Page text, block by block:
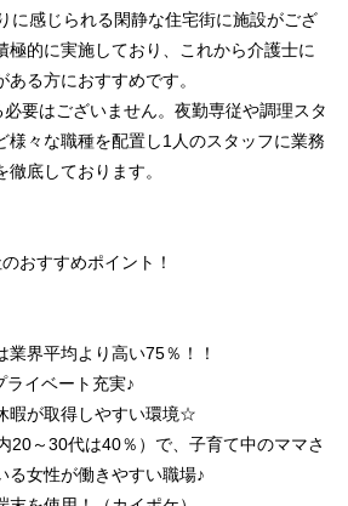
に感じられる閑静な住宅街に施設がござ
極的に実施しており、これから介護士に
る方におすすめです。
要はございません。夜勤専従や調理スタ
様々な職種を配置し1人のスタッフに業務
底しております。
おすすめポイント！
業界平均より高い75％！！
ライベート充実♪
暇が取得しやすい環境☆
20～30代は40％）で、子育て中のママさ
る女性が働きやすい職場♪